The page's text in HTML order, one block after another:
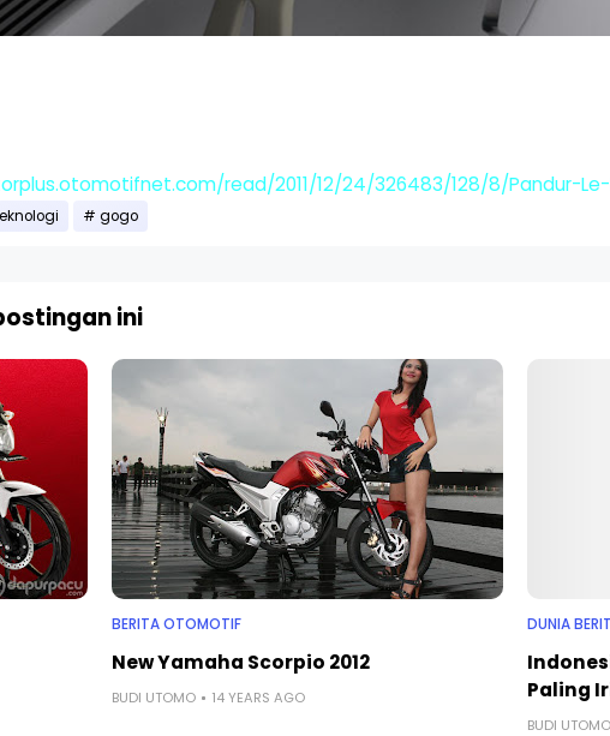
read/2011/12/24/326483/128/8/Pandur-
gogo
ini
BERITA OTOMOTIF
New Yamaha Scorpio 2012
BUDI UTOMO 14 YEARS AGO
DUNIA
Paling
BUDI UTOMO